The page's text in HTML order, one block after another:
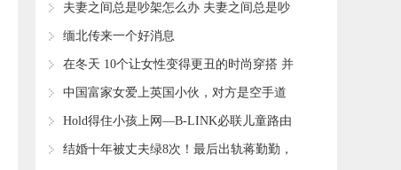
这9种方式吧
​夫妻之间总是吵架怎么办 夫妻之间总是吵
架怎么解决
​缅北传来一个好消息
​在冬天 10个让女性变得更丑的时尚穿搭 并
且都已过时
​中国富家女爱上英国小伙，对方是空手道
黑带，恋爱1年被活活打死
​Hold得住小孩上网—B-LINK必联儿童路由
器评测
​结婚十年被丈夫绿8次！最后出轨蒋勤勤，